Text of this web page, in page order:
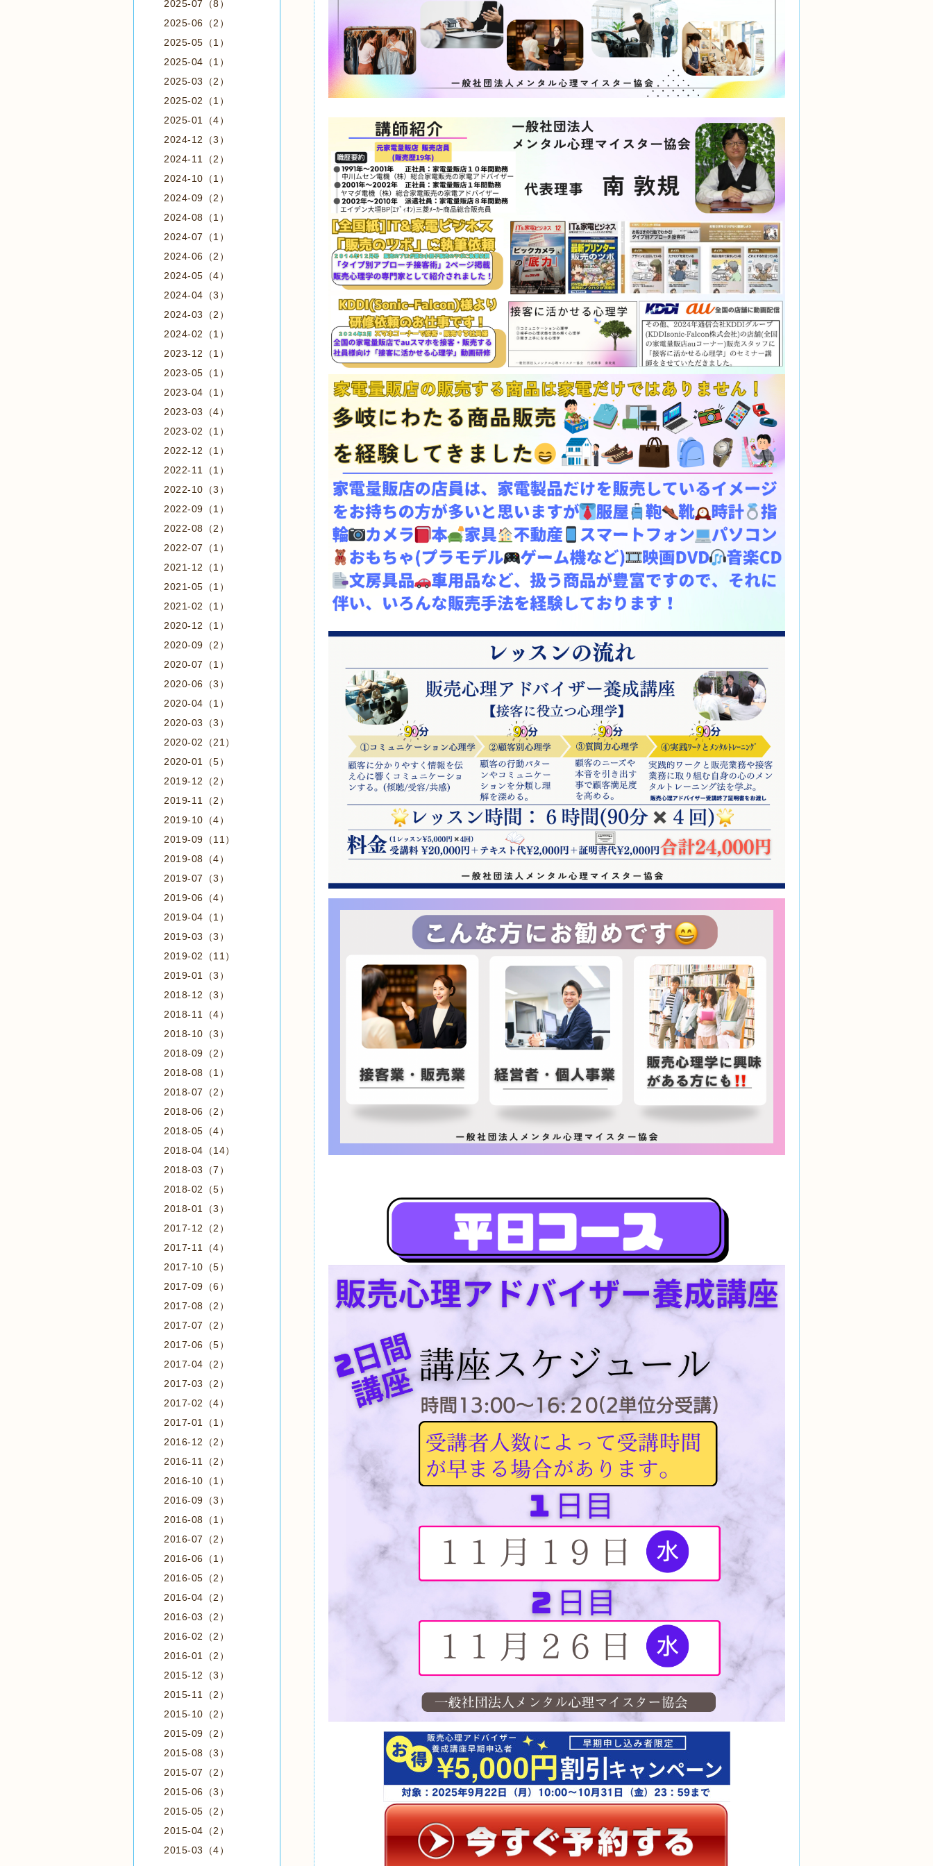
2025-07（8）
2025-06（2）
2025-05（1）
2025-04（1）
2025-03（2）
2025-02（1）
2025-01（4）
2024-12（3）
2024-11（2）
2024-10（1）
2024-09（2）
2024-08（1）
2024-07（1）
2024-06（2）
2024-05（4）
2024-04（3）
2024-03（2）
2024-02（1）
2023-12（1）
2023-05（1）
2023-04（1）
2023-03（4）
2023-02（1）
2022-12（1）
2022-11（1）
2022-10（3）
2022-09（1）
2022-08（2）
2022-07（1）
2021-12（1）
2021-05（1）
2021-02（1）
2020-12（1）
2020-09（2）
2020-07（1）
2020-06（3）
2020-04（1）
2020-03（3）
2020-02（21）
2020-01（5）
2019-12（2）
2019-11（2）
2019-10（4）
2019-09（11）
2019-08（4）
2019-07（3）
2019-06（4）
2019-04（1）
2019-03（3）
2019-02（11）
2019-01（3）
2018-12（3）
2018-11（4）
2018-10（3）
2018-09（2）
2018-08（1）
2018-07（2）
2018-06（2）
2018-05（4）
2018-04（14）
2018-03（7）
2018-02（5）
2018-01（3）
2017-12（2）
2017-11（4）
2017-10（5）
2017-09（6）
2017-08（2）
2017-07（2）
2017-06（5）
2017-04（2）
2017-03（2）
2017-02（4）
2017-01（1）
2016-12（2）
2016-11（2）
2016-10（1）
2016-09（3）
2016-08（1）
2016-07（2）
2016-06（1）
2016-05（2）
2016-04（2）
2016-03（2）
2016-02（2）
2016-01（2）
2015-12（3）
2015-11（2）
2015-10（2）
2015-09（2）
2015-08（3）
2015-07（2）
2015-06（3）
2015-05（2）
2015-04（2）
2015-03（4）